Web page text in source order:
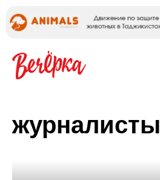
журналисты